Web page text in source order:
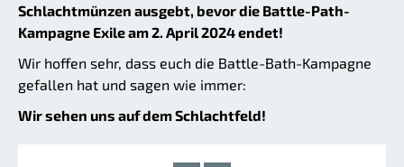
Schlachtmünzen ausgebt, bevor die Battle-Path-
Kampagne Exile am 2. April 2024 endet!
Wir hoffen sehr, dass euch die Battle-Bath-Kampagne
gefallen hat und sagen wie immer:
Wir sehen uns auf dem Schlachtfeld!